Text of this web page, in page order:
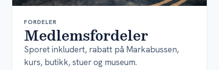
FORDELER
Medlemsfordeler
Sporet inkludert, rabatt på Markabussen,
kurs, butikk, stuer og museum.